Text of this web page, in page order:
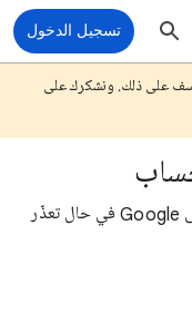
تسجيل الدخول
نأسف على ذلك. ونشكرك على
يمكنك إضافة معلومات لاسترداد حسابك على Google في حال تعذّر